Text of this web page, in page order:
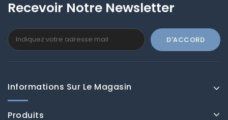
Recevoir Notre Newsletter
Informations Sur Le Magasin
Produits